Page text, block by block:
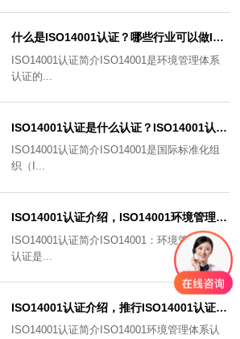
什么是ISO14001认证？哪些行业可以做ISO14001认证？有什么意义？
ISO14001认证简介ISO14001是环境管理体系
认证的...
ISO14001认证是什么认证？ISO14001认证实施有哪些要求？有哪些注意事项？
ISO14001认证简介ISO14001是国际标准化组
织（I...
ISO14001认证介绍，ISO14001环境管理体系标准特点及适用范围
ISO14001认证简介ISO14001：环境管理体系
认证是...
ISO14001认证介绍，推行ISO14001认证适用情形及审核所需材料
ISO14001认证简介ISO14001环境管理体系认